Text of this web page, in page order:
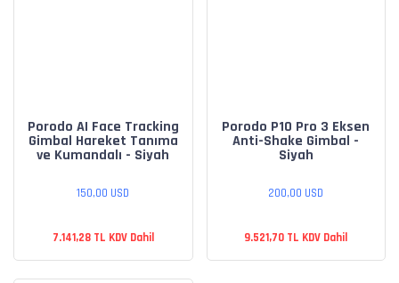
Porodo AI Face Tracking
Gimbal Hareket Tanıma
ve Kumandalı - Siyah
150,00 USD
7.141,28 TL KDV Dahil
Porodo P10 Pro 3 Eksen
Anti-Shake Gimbal -
Siyah
200,00 USD
9.521,70 TL KDV Dahil